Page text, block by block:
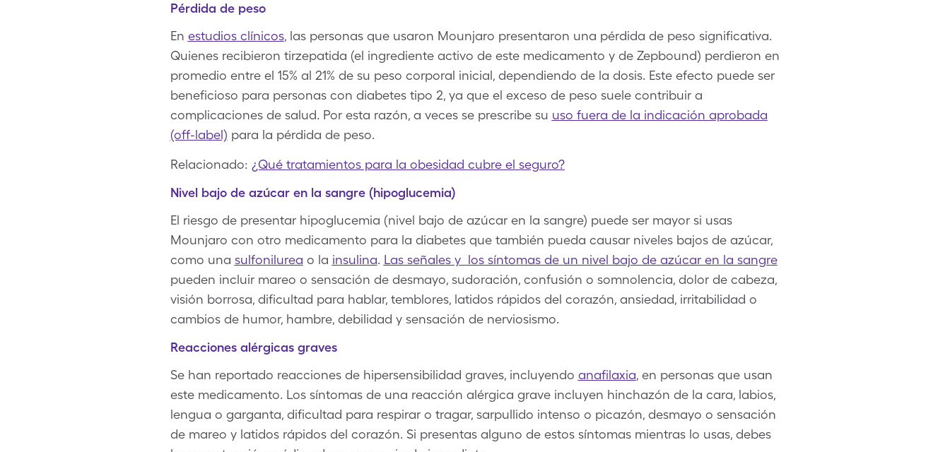
Pérdida de peso
En estudios clínicos, las personas que usaron Mounjaro presentaron una pérdida de peso significativa.
Quienes recibieron tirzepatida (el ingrediente activo de este medicamento y de Zepbound) perdieron en
promedio entre el 15% al 21% de su peso corporal inicial, dependiendo de la dosis. Este efecto puede ser
beneficioso para personas con diabetes tipo 2, ya que el exceso de peso suele contribuir a
complicaciones de salud. Por esta razón, a veces se prescribe su uso fuera de la indicación aprobada
(off-label) para la pérdida de peso.
Relacionado: ¿Qué tratamientos para la obesidad cubre el seguro?
Nivel bajo de azúcar en la sangre (hipoglucemia)
El riesgo de presentar hipoglucemia (nivel bajo de azúcar en la sangre) puede ser mayor si usas
Mounjaro con otro medicamento para la diabetes que también pueda causar niveles bajos de azúcar,
como una sulfonilurea o la insulina. Las señales y los síntomas de un nivel bajo de azúcar en la sangre
pueden incluir mareo o sensación de desmayo, sudoración, confusión o somnolencia, dolor de cabeza,
visión borrosa, dificultad para hablar, temblores, latidos rápidos del corazón, ansiedad, irritabilidad o
cambios de humor, hambre, debilidad y sensación de nerviosismo.
Reacciones alérgicas graves
Se han reportado reacciones de hipersensibilidad graves, incluyendo anafilaxia, en personas que usan
este medicamento. Los síntomas de una reacción alérgica grave incluyen hinchazón de la cara, labios,
lengua o garganta, dificultad para respirar o tragar, sarpullido intenso o picazón, desmayo o sensación
de mareo y latidos rápidos del corazón. Si presentas alguno de estos síntomas mientras lo usas, debes